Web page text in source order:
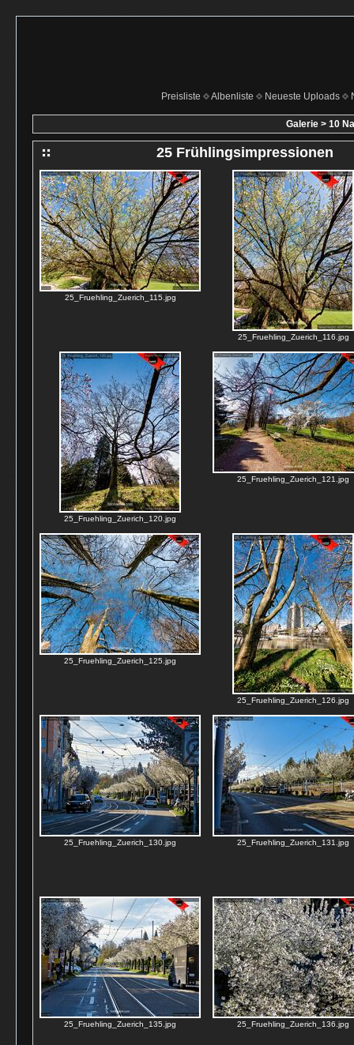
Preisliste Albenliste Neueste Uploads
Galerie> 10
25 Frühlingsimpressionen
25_Fruehling_Zuerich_115.jpg
25_Fruehling_Zuerich_116.jpg
25_Fruehling_Zuerich_120.jpg
25_Fruehling_Zuerich_121.jpg
25_Fruehling_Zuerich_125.jpg
25_Fruehling_Zuerich_126.jpg
25_Fruehling_Zuerich_130.jpg 25_Fruehling_Zuerich_131.jpg
25_Fruehling_Zuerich_135.jpg 25_Fruehling_Zuerich_136.jpg